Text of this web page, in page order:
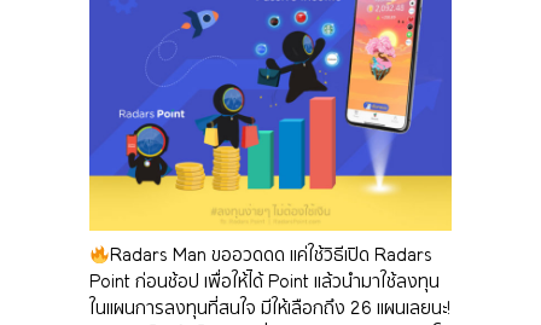
Radars Man ขออวดดด แค่ใช้วิธีเปิด Radars
Point ก่อนช้อป เพื่อให้ได้ Point แล้วนำมาใช้ลงทุน
ในแผนการลงทุนที่สนใจ มีให้เลือกถึง 26 แผนเลยนะ!